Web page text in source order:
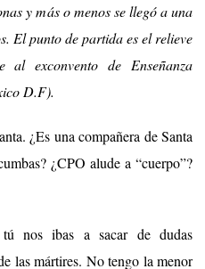
y más o menos se llegó a una
El punto de partida es el relieve
al exconvento de Enseñanza
D.F).
¿Es una compañera de Santa
¿CPO alude a “cuerpo”?
nos ibas a sacar de dudas
las mártires. No tengo la menor